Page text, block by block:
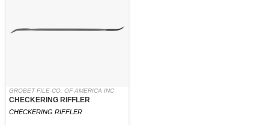
GROBET FILE CO. OF AMERICA INC
CHECKERING RIFFLER
CHECKERING RIFFLER